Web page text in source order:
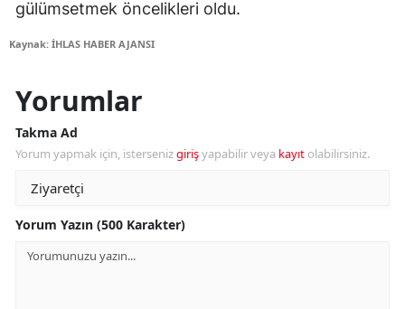
gülümsetmek öncelikleri oldu.
Kaynak: İHLAS HABER AJANSI
Yorumlar
Takma Ad
Yorum yapmak için, istersenizgirişyapabilir veya kayıt olabilirsiniz.
Yorum Yazın (500 Karakter)